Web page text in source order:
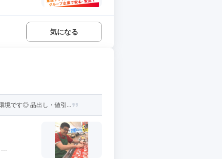
気になる
境です◎ 品出し・値引...